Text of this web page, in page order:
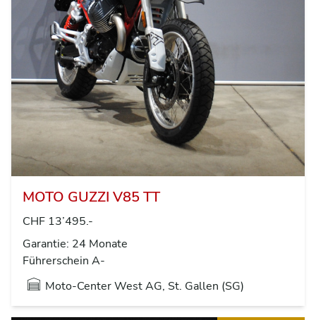
MOTO GUZZI V85 TT
CHF 13’495.-
Garantie: 24 Monate
Führerschein A-
Moto-Center West AG, St. Gallen (SG)